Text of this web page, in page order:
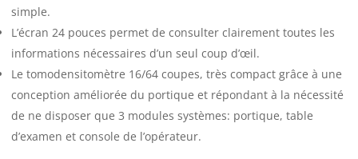
simple.
L’écran 24 pouces permet de consulter clairement toutes les
informations nécessaires d’un seul coup d’œil.
Le tomodensitomètre 16/64 coupes, très compact grâce à une
conception améliorée du portique et répondant à la nécessité
de ne disposer que 3 modules systèmes: portique, table
d’examen et console de l’opérateur.